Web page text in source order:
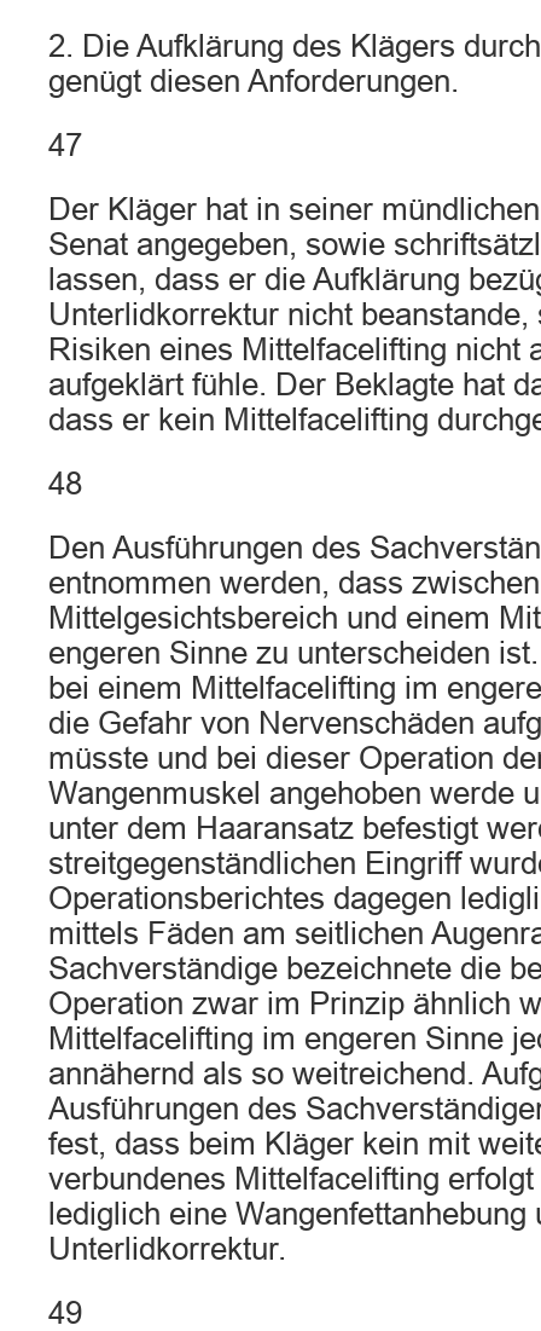
2. Die Aufklärung des Klägers
genügt diesen Anforderungen.
47
Der Kläger hat in seiner
Senat angegeben, sowie
lassen, dass er die Aufklärung
Unterlidkorrektur nicht
Risiken eines Mittelfacelifting nicht
aufgeklärt fühle. Der Beklagte hat
dass er kein Mittelfacelifting
48
Den Ausführungen des
entnommen werden, dass
Mittelgesichtsbereich und einem
engeren Sinne zu unterscheiden
bei einem Mittelfacelifting im
die Gefahr von Nervenschäden
müsste und bei dieser Operation
Wangenmuskel angehoben werde
unter dem Haaransatz befestigt
streitgegenständlichen Eingriff
Operationsberichtes dagegen
mittels Fäden am seitlichen
Sachverständige bezeichnete die
Operation zwar im Prinzip ähnlich
Mittelfacelifting im engeren Sinne
annähernd als so weitreichend.
Ausführungen des
fest, dass beim Kläger kein mit
verbundenes Mittelfacelifting
lediglich eine Wangenfettanhebung
Unterlidkorrektur.
49